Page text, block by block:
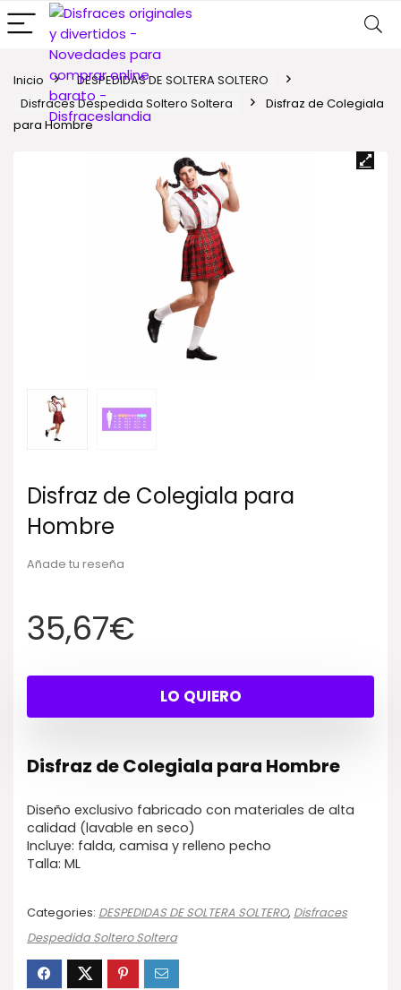
Inicio
DESPEDIDAS DE SOLTERA SOLTERO
Disfraces Despedida Soltero Soltera
Disfraz de Colegiala
para Hombre
Disfraz de Colegiala para
Hombre
Añade tu reseña
35,67€
LO QUIERO
Disfraz de Colegiala para Hombre
Diseño exclusivo fabricado con materiales de alta
calidad (lavable en seco)
Incluye: falda, camisa y relleno pecho
Talla: ML
Categories: DESPEDIDAS DE SOLTERA SOLTERO, Disfraces
Despedida Soltero Soltera